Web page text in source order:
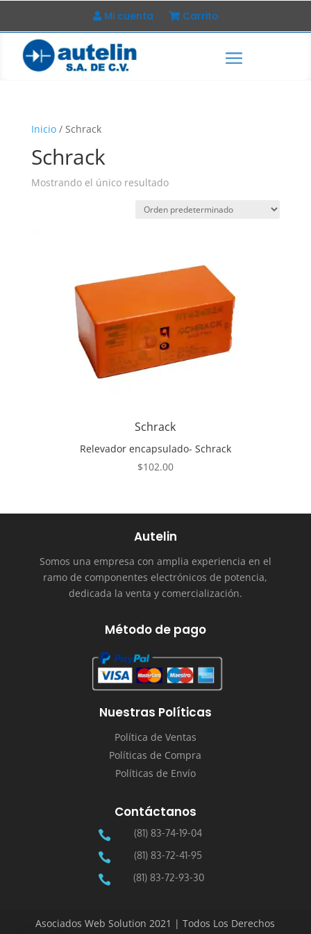
Mi cuenta Carrito
Inicio/ Schrack
Schrack
Mostrando el único resultado
Schrack
Relevador encapsulado- Schrack
$102.00
Autelin
Somos una empresa con amplia experiencia en el
ramo de componentes electrónicos de potencia,
dedicada la venta y comercialización.
Método de pago
Nuestras Políticas
Política de Ventas
Políticas de Compra
Políticas de Envío
Contáctanos
 (81) 83-74-19-04
 (81) 83-72-41-95
 (81) 83-72-93-30
Asociados Web Solution 2021 | Todos Los Derechos